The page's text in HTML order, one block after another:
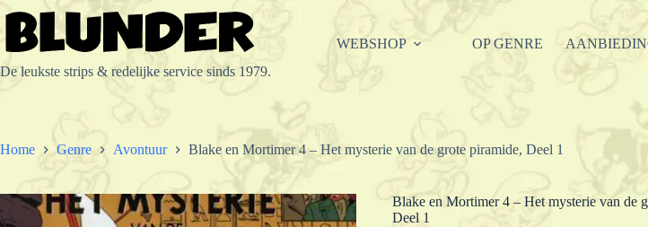
Ga
naar
inhoud
De leukste strips & redelijke service sinds 1979.
WEBSHOP OP GENRE
Home Genre Avontuur Blake en Mortimer 4 – Het mysterie van de grote piramide, Deel 1
Blake en Mortimer 4 – Het mysterie van de
Deel 1